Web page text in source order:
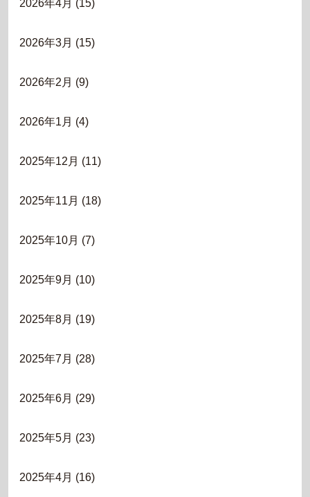
2026年4月 (15)
2026年3月 (15)
2026年2月 (9)
2026年1月 (4)
2025年12月 (11)
2025年11月 (18)
2025年10月 (7)
2025年9月 (10)
2025年8月 (19)
2025年7月 (28)
2025年6月 (29)
2025年5月 (23)
2025年4月 (16)